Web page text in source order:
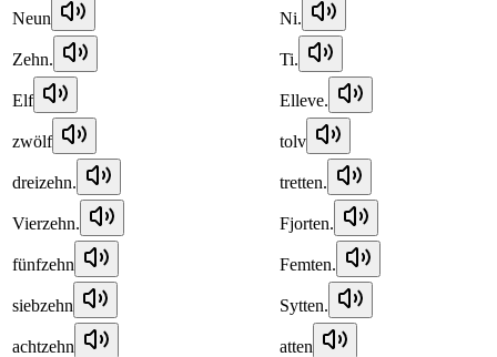
Neun Ni.
Zehn. Ti.
Elf Elleve.
zwölf tolv
dreizehn. tretten.
Vierzehn. Fjorten.
fünfzehn Femten.
siebzehn Sytten.
achtzehn atten